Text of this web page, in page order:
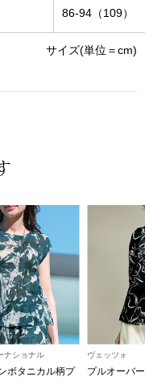
ネックレス
マフラー／ス
スカーフ／ス
86-94（109）
サイズ(単位＝cm)
ナショナル
ボタニカル柄プ
ヴェッツォ
プルオーバー